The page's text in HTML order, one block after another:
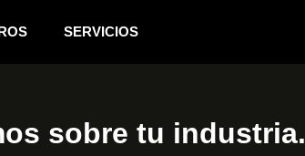
SERVICIOS
sobre tu industria.